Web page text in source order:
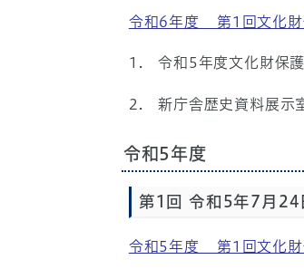
令和6年度 第1回文化財
1. 令和5年度文化財保護
2. 新庁舎歴史資料展示
令和5年度
第1回 令和5年7月24
令和5年度 第1回文化財